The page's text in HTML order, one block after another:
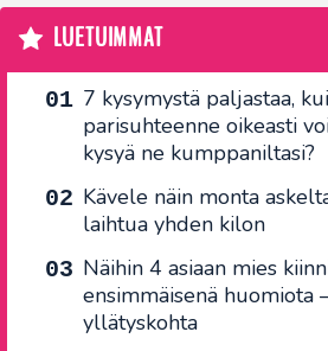
LUETUIMMAT
7 kysymystä paljastaa,
parisuhteenne oikeasti
kysyä ne kumppaniltasi?
Kävele näin monta
laihtua yhden kilon
Näihin 4 asiaan mies
ensimmäisenä huomiota
yllätyskohta